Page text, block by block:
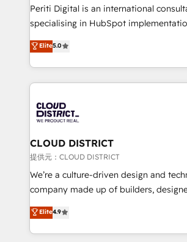
measurable growth. 🌎 Highlights: • 10+ years as a
HubSpot partner. • 2023 Impact
LATAM 2022, 2023, 2024, 2025. •
2024. • Organizer of Aliados.ai (AI,
faster, smarter, and with impact.
Periti Digital is an international
specialising in HubSpot
Antropic's Claude business
offices in Dublin, Munich, Rotterdam,
New York. We help organisations unlock their full
revenue potential by deeply
beyond, with HubSpot, and layering
Claude AI across the processes that
From automating complex workflows
insights buried in data, we build
that think, connect, and scale. Our approach goes
beyond configuration. We embed
actually runs, and architect solutions
technology work harder — so their
Elite5.0
CLOUD DISTRICT
提供元：CLOUD DISTRICT
We’re a culture-driven design and
company made up of builders,
thinkers. We blend strategy, design, and
development—always fueled by
ideas, opportunities, and challenges
Elite4.9